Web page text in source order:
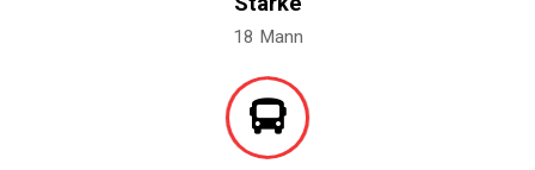
18 Mann